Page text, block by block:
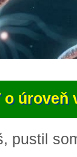
o úroveň
pustil